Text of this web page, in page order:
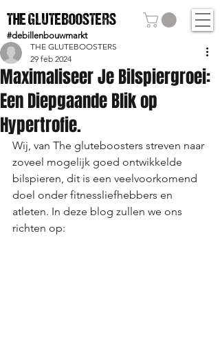
THE GLUTEBOOSTERS
#debillenbouwmarkt
Maximaliseer Je Bilspiergroei:
Een Diepgaande Blik op
Hypertrofie.
THE GLUTEBOOSTERS
29 feb 2024
Wij, van The gluteboosters streven naar
zoveel mogelijk goed ontwikkelde
bilspieren, dit is een veelvoorkomend
doel onder fitnessliefhebbers en
atleten. In deze blog zullen we ons
richten op: